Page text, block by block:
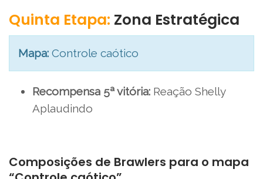
Quinta Etapa: Zona Estratégica
Mapa: Controle caótico
Recompensa 5ª vitória: Reação Shelly
Aplaudindo
Composições de Brawlers para o mapa